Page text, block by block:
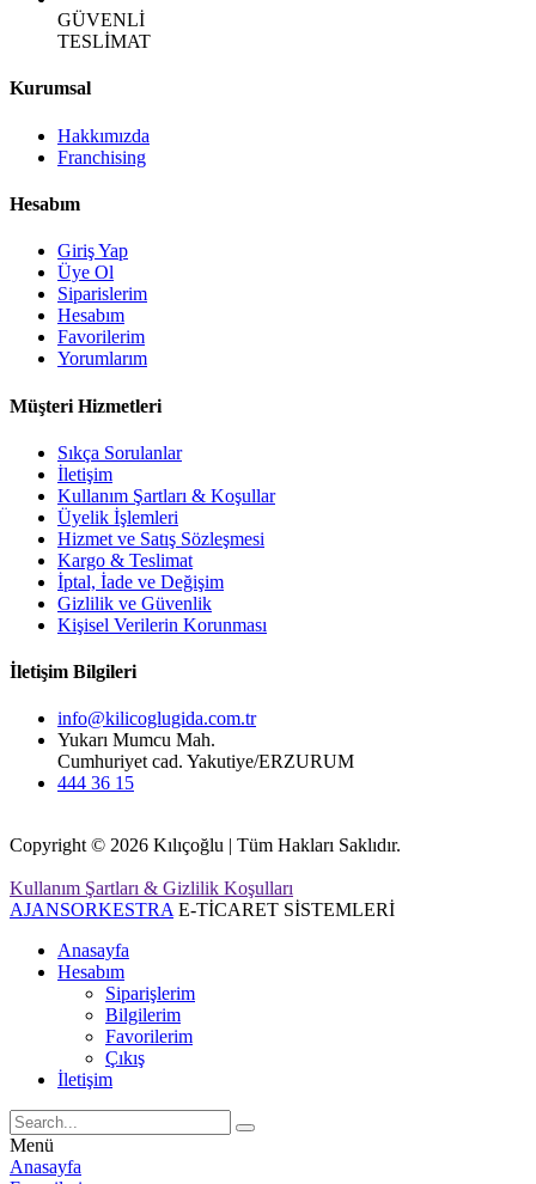
GÜVENLİ
TESLİMAT
Kurumsal
Hakkımızda
Franchising
Hesabım
Giriş Yap
Üye Ol
Siparislerim
Hesabım
Favorilerim
Yorumlarım
Müşteri Hizmetleri
Sıkça Sorulanlar
İletişim
Kullanım Şartları & Koşullar
Üyelik İşlemleri
Hizmet ve Satış Sözleşmesi
Kargo & Teslimat
İptal, İade ve Değişim
Gizlilik ve Güvenlik
Kişisel Verilerin Korunması
İletişim Bilgileri
info@kilicoglugida.com.tr
Yukarı Mumcu Mah.
Cumhuriyet cad. Yakutiye/ERZURUM
444 36 15
Copyright © 2026 Kılıçoğlu | Tüm Hakları Saklıdır.
Kullanım Şartları & Gizlilik Koşulları
AJANSORKESTRA E-TİCARET SİSTEMLERİ
Anasayfa
Hesabım
Siparişlerim
Bilgilerim
Favorilerim
Çıkış
İletişim
Menü
Anasayfa